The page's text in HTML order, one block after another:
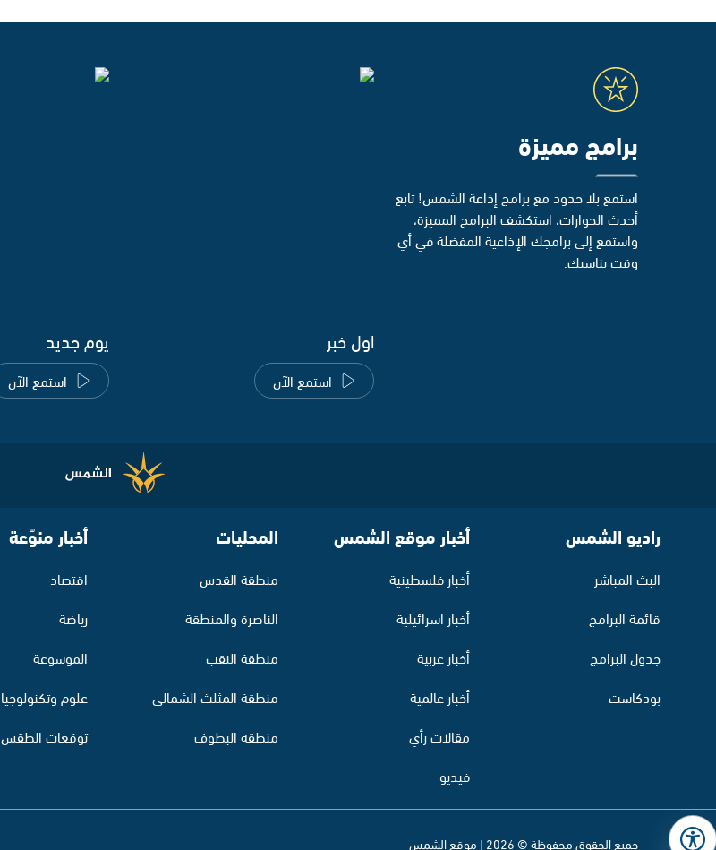
برامج مميزة
استمع بلا حدود مع برامج إذاعة الشمس! تابع
أحدث الحوارات، استكشف البرامج المميزة،
واستمع إلى برامجك الإذاعية المفضلة في أي
وقت يناسبك.
اول خبر
استمع الآن
يوم جديد
استمع الآن
راديو الشمس
البث المباشر
قائمة البرامج
جدول البرامج
بودكاست
أخبار موقع الشمس
أخبار فلسطينية
أخبار اسرائيلية
أخبار عربية
أخبار عالمية
مقالات رأي
فيديو
المحليات
منطقة القدس
الناصرة والمنطقة
منطقة النقب
منطقة المثلث الشمالي
منطقة البطوف
أخبار منوّعة
اقتصاد
رياضة
الموسوعة
علوم وتكنولوجيا
توقعات الطقس
جميع الحقوق محفوظة © 2026 | موقع الشمس